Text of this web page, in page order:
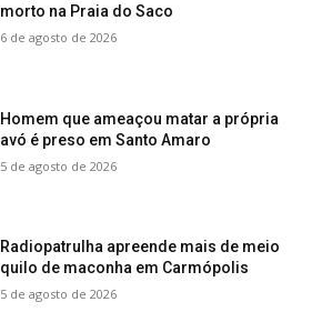
morto na Praia do Saco
6 de agosto de 2026
Homem que ameaçou matar a própria
avó é preso em Santo Amaro
5 de agosto de 2026
Radiopatrulha apreende mais de meio
quilo de maconha em Carmópolis
5 de agosto de 2026